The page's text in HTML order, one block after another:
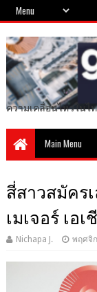
ความเคลื่อนไหวในไ
สี่สาวสมัคร
เมเจอร์ เอ
Nichapa J. พฤศจิ